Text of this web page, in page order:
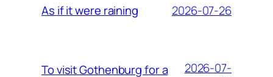
As if it were raining 2026-07-26
To visit Gothenburg for a
2026-07-